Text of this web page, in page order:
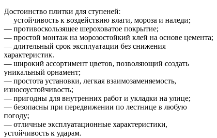
Достоинство плитки для ступеней:
— устойчивость к воздействию влаги, мороза и наледи;
— противоскользящее шероховатое покрытие;
— простой монтаж на морозостойкий клей на основе цемента;
— длительный срок эксплуатации без снижения
характеристик.
— широкий ассортимент цветов, позволяющий создать
уникальный орнамент;
— простота установки, легкая взаимозаменяемость,
износоустойчивость;
— пригодны для внутренних работ и укладки на улице;
— безопасны при передвижении по лестнице в любую
погоду;
— отличные эксплуатационные характеристики,
устойчивость к ударам.